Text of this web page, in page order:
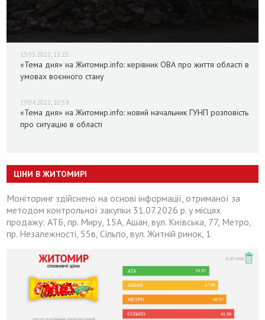
13.05.2022, 13:25
«Тема дня» на Житомир.info: керівник ОВА про життя області в
умовах воєнного стану
29.04.2022, 10:59
«Тема дня» на Житомир.info: новий начальник ГУНП розповість
про ситуацію в області
ЦІНИ В ЖИТОМИРІ
Моніторинг здійснено на основі інформації, отриманої за
методом контрольної закупки 31.07.2026 р. у місцях
продажу: АТБ, пр. Миру, 15А, Ашан, вул. Київська, 77, Метро,
пр. Незалежності, 55в, Сільпо, вул. Житній ринок, 1